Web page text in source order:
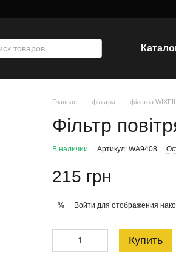
Главная фільтра фільтра
Фільтр
В наличии Артикул: WA9408
215 грн
% Войти для отображения
Купить